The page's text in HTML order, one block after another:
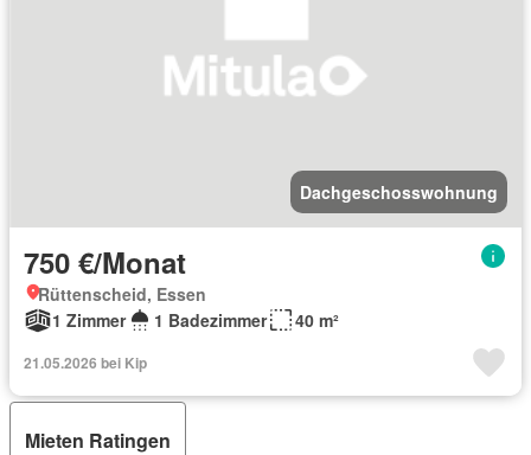
Dachgeschosswohnung
750 €/Monat
Rüttenscheid, Essen
1 Zimmer
1 Badezimmer 40 m²
21.05.2026 bei Kip
Mieten Ratingen